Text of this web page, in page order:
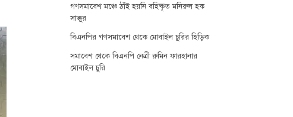
গণসমাবেশ মঞ্চে ঠাঁই হয়নি বহিষ্কৃত মনিরুল হক
সাক্কুর
বিএনপির গণসমাবেশ থেকে মোবাইল চুরির হিড়িক
সমাবেশ থেকে বিএনপি নেত্রী রুমিন ফারহানার
মোবাইল চুরি